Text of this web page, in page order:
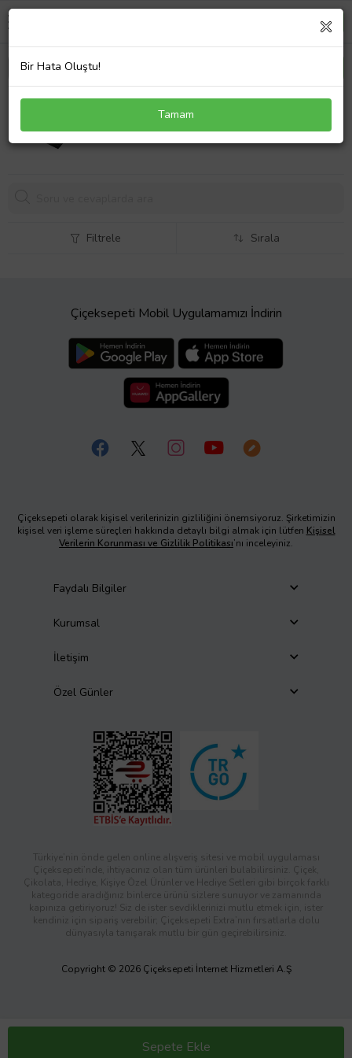
Toshiba Tecra A11-S3541 Batarya Laptop Pil
1848,53 TL
Sepete Ekle
Filtrele Sırala
Çiçeksepeti Mobil Uygulamamızı İndirin
Çiçeksepeti olarak kişisel verilerinizin gizliliğini önemsiyoruz. Şirketimizin
kişisel veri işleme süreçleri hakkında detaylı bilgi almak için lütfen Kişisel
Verilerin Korunması ve Gizlilik Politikası’nı inceleyiniz.
Faydalı Bilgiler
Kurumsal
İletişim
Özel Günler
Türkiye’nin önde gelen online alışveriş sitesi ve mobil uygulaması
Çiçeksepeti’nde, ihtiyacınız olan tüm ürünleri bulabilirsiniz. Çiçek,
Çikolata, Hediye, Kişiye Özel Ürünler ve Hediye Setleri gibi birçok farklı
kategoride aradığınız binlerce ürünü sizlere sunuyor ve zamanında
kapınıza getiriyoruz! Siz de ister sevdiklerinizi mutlu etmek için, ister
kendiniz için sipariş verebilir; Çiçeksepeti Extra’nın fırsatlarla dolu
dünyasıyla tanışarak mutlu bir gün geçirebilirsiniz.
Copyright © 2026 Çiçeksepeti İnternet Hizmetleri A.Ş
Bir Hata Oluştu!
Tamam